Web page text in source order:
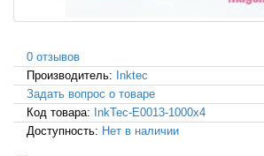
0 отзывов
Производитель: Inktec
Задать вопрос о товаре
Код товара: InkTec-E0013-1000x4
Доступность: Нет в наличии